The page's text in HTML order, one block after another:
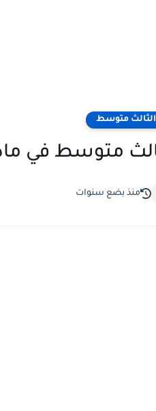
متوسط
في مادة
منذ بضع سنوات